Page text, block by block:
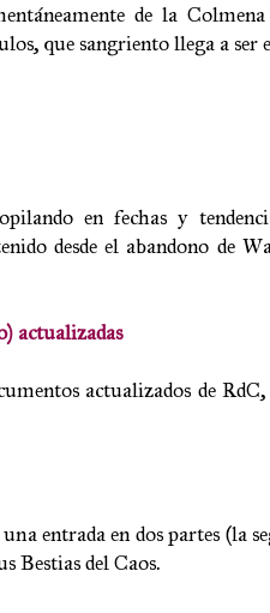
de la
que sangriento llega a ser
en fechas y
desde el abandono de
actualizadas
actualizados de
entrada en dos partes (la
Bestias del Caos.